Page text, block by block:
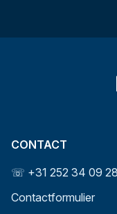
CONTACT
☏ +31 252 34 09 28
Contactformulier